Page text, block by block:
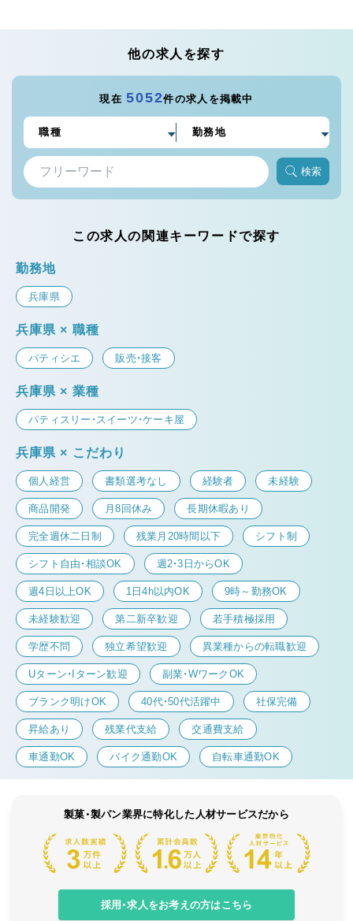
他の求人を探す
現在5052件の求人を掲載中
検索
この求人の関連キーワードで探す
勤務地
兵庫県
兵庫県 × 職種
パティシエ 販売・接客
兵庫県 × 業種
パティスリー・スイーツ・ケーキ屋
兵庫県 × こだわり
個人経営 書類選考なし 経験者 未経験
商品開発 月8回休み 長期休暇あり
完全週休二日制 残業月20時間以下 シフト制
シフト自由・相談OK 週2・3日からOK
週4日以上OK 1日4h以内OK 9時～勤務OK
未経験歓迎 第二新卒歓迎 若手積極採用
学歴不問 独立希望歓迎 異業種からの転職歓迎
Uターン・Iターン歓迎 副業・WワークOK
ブランク明けOK 40代・50代活躍中 社保完備
昇給あり 残業代支給 交通費支給
車通勤OK バイク通勤OK 自転車通勤OK
製菓・製パン業界に特化した人材サービスだから
採用・求人をお考えの方はこちら